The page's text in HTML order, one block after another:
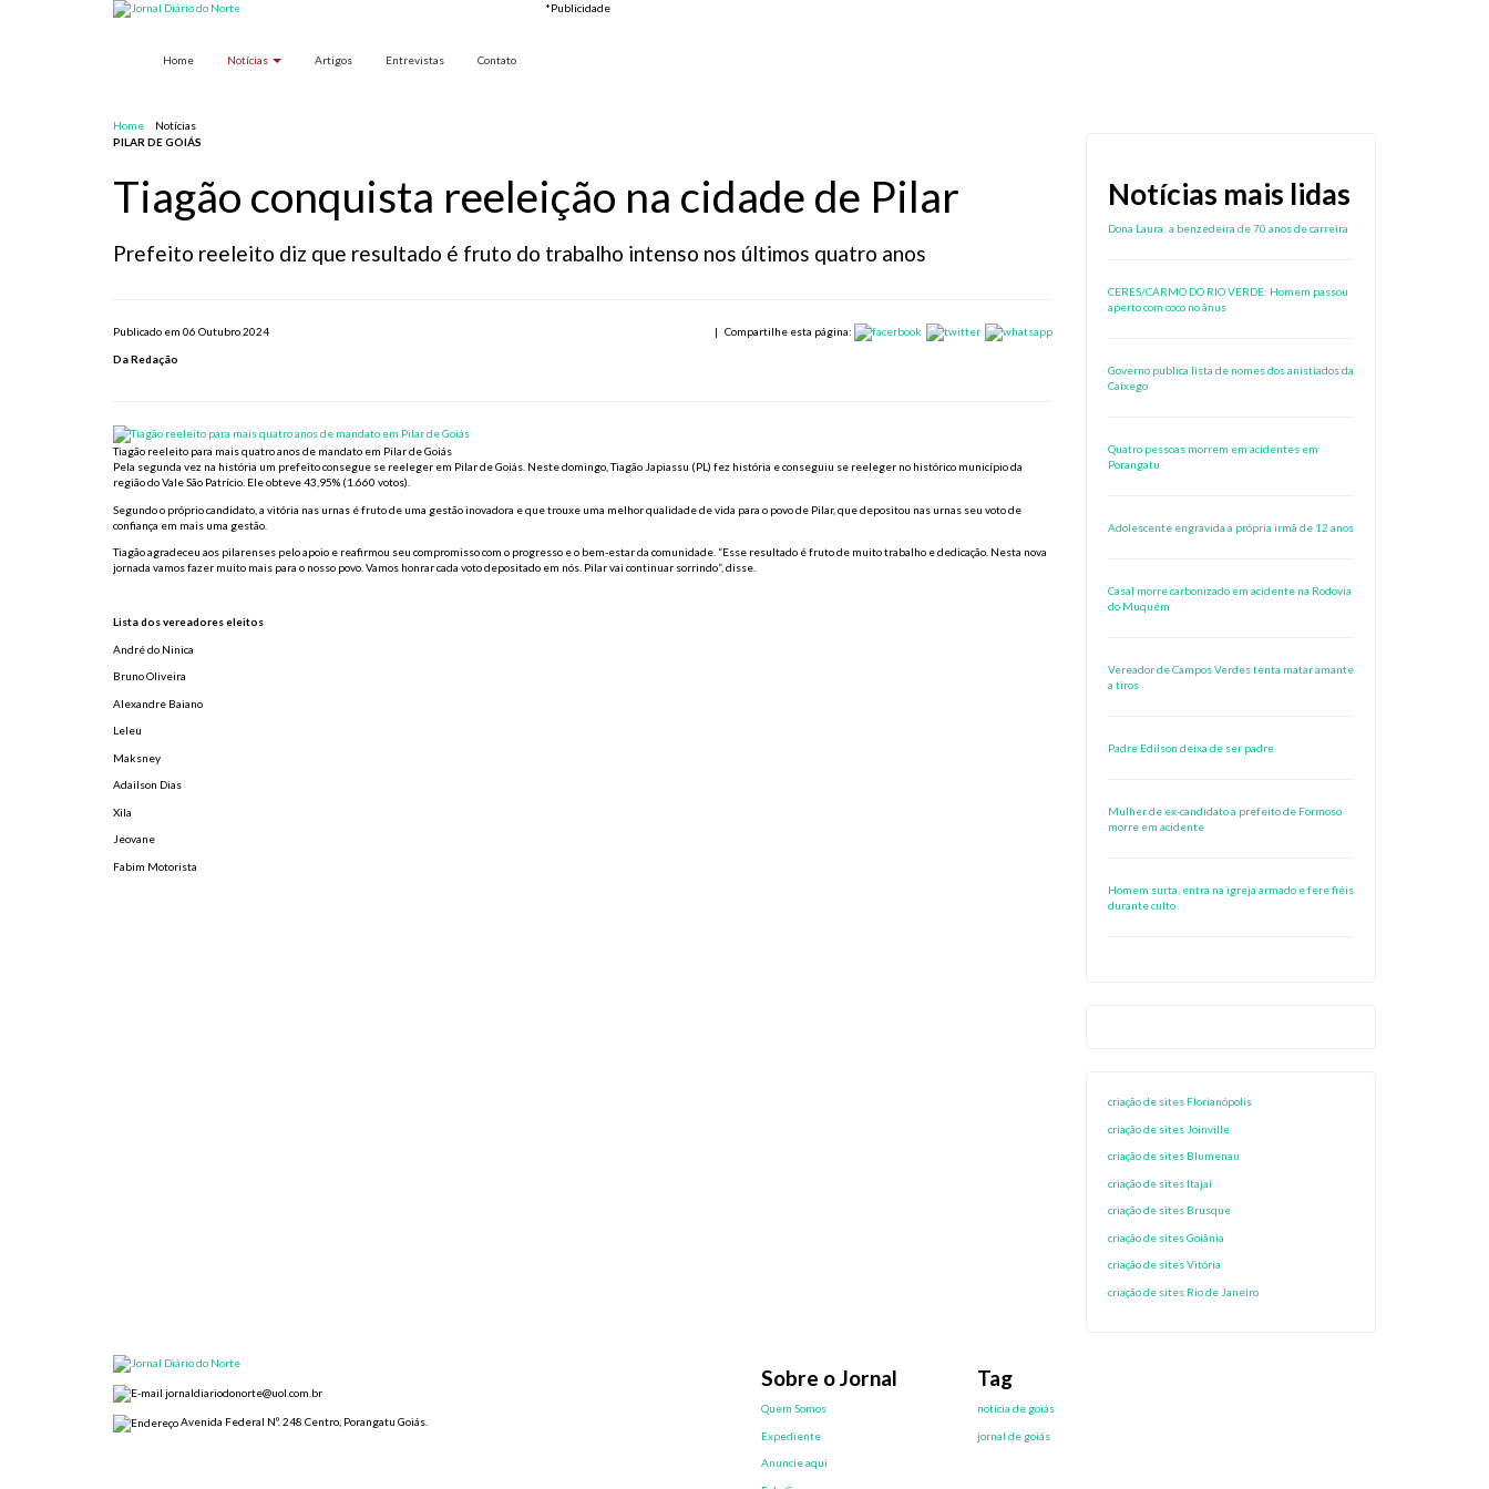
*Publicidade
Home Notícias Artigos Entrevistas Contato
Home
Notícias
PILAR DE GOIÁS
Tiagão conquista reeleição na cidade de Pilar
Prefeito reeleito diz que resultado é fruto do trabalho intenso nos últimos quatro anos
Publicado em 06 Outubro 2024
Da Redação
| Compartilhe esta página:
Tiagão reeleito para mais quatro anos de mandato em Pilar de Goiás
Pela segunda vez na história um prefeito consegue se reeleger em Pilar de Goiás. Neste domingo, Tiagão Japiassu (PL) fez história e conseguiu se reeleger no histórico município da
região do Vale São Patrício. Ele obteve 43,95% (1.660 votos).
Segundo o próprio candidato, a vitória nas urnas é fruto de uma gestão inovadora e que trouxe uma melhor qualidade de vida para o povo de Pilar, que depositou nas urnas seu voto de
confiança em mais uma gestão.
Tiagão agradeceu aos pilarenses pelo apoio e reafirmou seu compromisso com o progresso e o bem-estar da comunidade. “Esse resultado é fruto de muito trabalho e dedicação. Nesta nova
jornada vamos fazer muito mais para o nosso povo. Vamos honrar cada voto depositado em nós. Pilar vai continuar sorrindo”, disse.
Lista dos vereadores eleitos
André do Ninica
Bruno Oliveira
Alexandre Baiano
Leleu
Maksney
Adailson Dias
Xila
Jeovane
Fabim Motorista
Notícias mais lidas
Dona Laura: a benzedeira de 70 anos de carreira
CERES/CARMO DO RIO VERDE: Homem passou
aperto com coco no ânus
Governo publica lista de nomes dos anistiados da
Caixego
Quatro pessoas morrem em acidentes em
Porangatu
Adolescente engravida a própria irmã de 12 anos
Casal morre carbonizado em acidente na Rodovia
do Muquém
Vereador de Campos Verdes tenta matar amante
a tiros
Padre Edilson deixa de ser padre
Mulher de ex-candidato a prefeito de Formoso
morre em acidente
Homem surta, entra na igreja armado e fere fiéis
durante culto
criação de sites Florianópolis
criação de sites Joinville
criação de sites Blumenau
criação de sites Itajaí
criação de sites Brusque
criação de sites Goiânia
criação de sites Vitória
criação de sites Rio de Janeiro
jornaldiariodonorte@uol.com.br
Avenida Federal Nº. 248 Centro, Porangatu Goiás.
Sobre o Jornal
Quem Somos
Expediente
Anuncie aqui
Tag
notícia de goiás
jornal de goiás